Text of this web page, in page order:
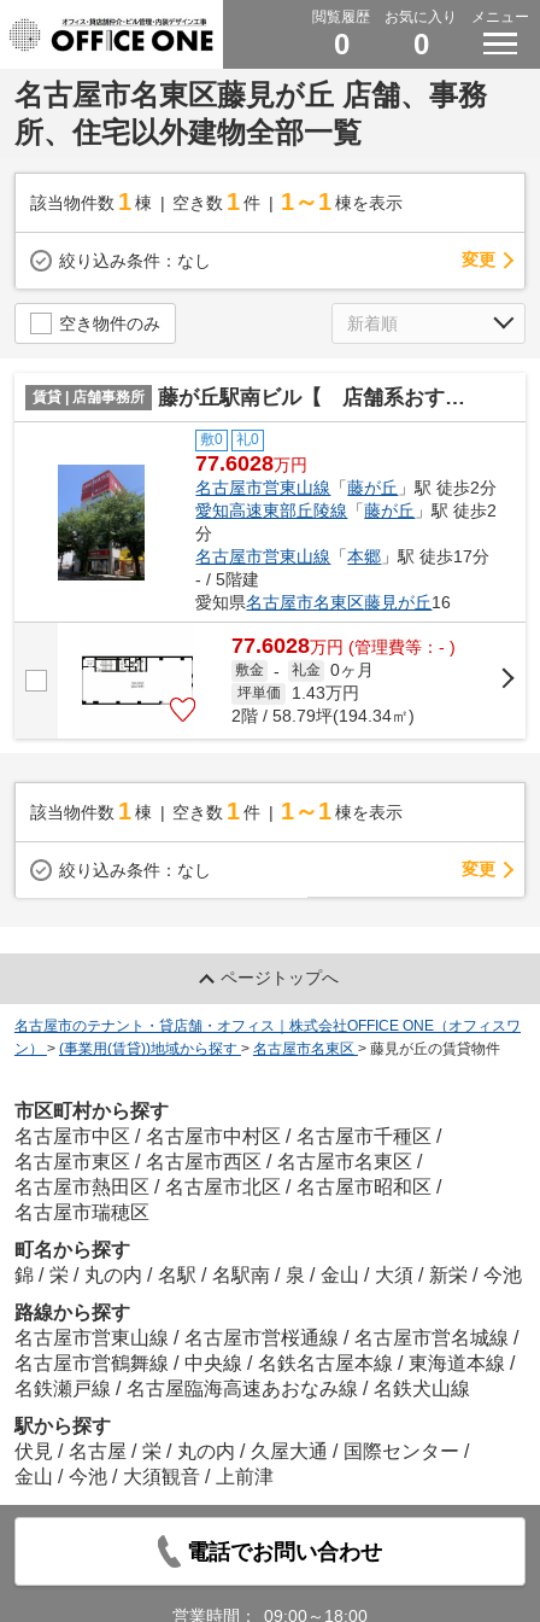
閲覧履歴
0
お気に入り
0
メニュー
名古屋市名東区藤見が丘 店舗、事務
所、住宅以外建物全部一覧
該当物件数 1棟 空き数 1 件 1～1 棟を表示
絞り込み条件： なし 変更
空き物件のみ
賃貸 | 店舗事務所 藤が丘駅南ビル【 店舗系おすすめ 】
敷0 礼0
77.6028万円
名古屋市営東山線 「藤が丘 」駅 徒歩2分
愛知高速東部丘陵線 「藤が丘 」駅 徒歩2
分
名古屋市営東山線 「本郷 」駅 徒歩17分
- / 5階建
愛知県名古屋市名東区藤見が丘16
77.6028万円 (管理費等：- )
敷金 - 礼金 0ヶ月
坪単価 1.43万円
2階 / 58.79坪(194.34㎡)
該当物件数 1棟 空き数 1 件 1～1 棟を表示
絞り込み条件： なし 変更
ページトップへ
名古屋市のテナント・貸店舗・オフィス｜株式会社OFFICE ONE（オフィスワ
ン）
> (事業用(賃貸))地域から探す > 名古屋市名東区 > 藤見が丘の賃貸物件
市区町村から探す
名古屋市中区 / 名古屋市中村区 / 名古屋市千種区 /
名古屋市東区 / 名古屋市西区 / 名古屋市名東区 /
名古屋市熱田区 / 名古屋市北区 / 名古屋市昭和区 /
名古屋市瑞穂区
町名から探す
錦 / 栄 / 丸の内 / 名駅 / 名駅南 / 泉 / 金山 / 大須 / 新栄 / 今池
路線から探す
名古屋市営東山線 / 名古屋市営桜通線 / 名古屋市営名城線 /
名古屋市営鶴舞線 / 中央線 / 名鉄名古屋本線 / 東海道本線 /
名鉄瀬戸線 / 名古屋臨海高速あおなみ線 / 名鉄犬山線
駅から探す
伏見 / 名古屋 / 栄 / 丸の内 / 久屋大通 / 国際センター /
金山 / 今池 / 大須観音 / 上前津
電話でお問い合わせ
営業時間： 09:00～18:00